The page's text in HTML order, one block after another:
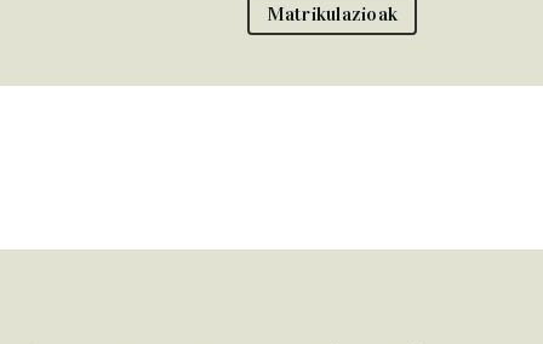
Matrikulazioak